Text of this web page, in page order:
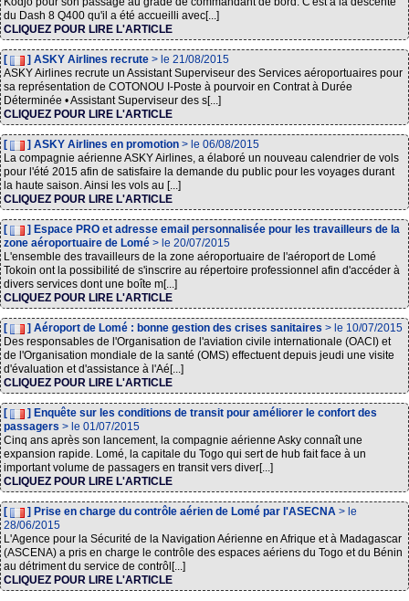
du Dash 8 Q400 qu'il a été accueilli avec[...]
CLIQUEZ POUR LIRE L'ARTICLE
[ ] ASKY Airlines recrute > le 21/08/2015
ASKY Airlines recrute un Assistant Superviseur des Services aéroportuaires pour
sa représentation de COTONOU I-Poste à pourvoir en Contrat à Durée
Déterminée • Assistant Superviseur des s[...]
CLIQUEZ POUR LIRE L'ARTICLE
[ ] ASKY Airlines en promotion > le 06/08/2015
La compagnie aérienne ASKY Airlines, a élaboré un nouveau calendrier de vols
pour l'été 2015 afin de satisfaire la demande du public pour les voyages durant
la haute saison. Ainsi les vols au [...]
CLIQUEZ POUR LIRE L'ARTICLE
[
] Espace PRO et adresse email personnalisée pour les travailleurs de la
zone aéroportuaire de Lomé > le 20/07/2015
L'ensemble des travailleurs de la zone aéroportuaire de l'aéroport de Lomé
Tokoin ont la possibilité de s'inscrire au répertoire professionnel afin d'accéder à
divers services dont une boîte m[...]
CLIQUEZ POUR LIRE L'ARTICLE
[ ] Aéroport de Lomé : bonne gestion des crises sanitaires > le 10/07/2015
Des responsables de l'Organisation de l'aviation civile internationale (OACI) et
de l'Organisation mondiale de la santé (OMS) effectuent depuis jeudi une visite
d'évaluation et d'assistance à l'Aé[...]
CLIQUEZ POUR LIRE L'ARTICLE
[
] Enquête sur les conditions de transit pour améliorer le confort des
passagers > le 01/07/2015
Cinq ans après son lancement, la compagnie aérienne Asky connaît une
expansion rapide. Lomé, la capitale du Togo qui sert de hub fait face à un
important volume de passagers en transit vers diver[...]
CLIQUEZ POUR LIRE L'ARTICLE
[ ] Prise en charge du contrôle aérien de Lomé par l'ASECNA > le
28/06/2015
L'Agence pour la Sécurité de la Navigation Aérienne en Afrique et à Madagascar
(ASCENA) a pris en charge le contrôle des espaces aériens du Togo et du Bénin
au détriment du service de contrôl[...]
CLIQUEZ POUR LIRE L'ARTICLE